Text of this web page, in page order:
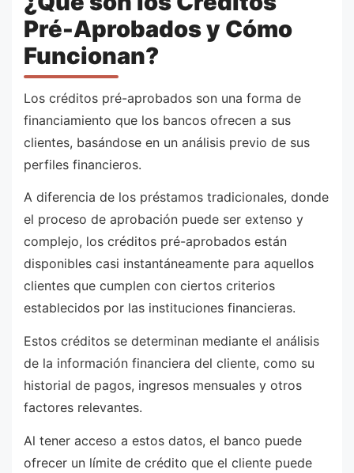
Pré-Aprobados y Cómo
Funcionan?
Los créditos pré-aprobados son una forma de
financiamiento que los bancos ofrecen a sus
clientes, basándose en un análisis previo de sus
perfiles financieros.
A diferencia de los préstamos tradicionales, donde
el proceso de aprobación puede ser extenso y
complejo, los créditos pré-aprobados están
disponibles casi instantáneamente para aquellos
clientes que cumplen con ciertos criterios
establecidos por las instituciones financieras.
Estos créditos se determinan mediante el análisis
de la información financiera del cliente, como su
historial de pagos, ingresos mensuales y otros
factores relevantes.
Al tener acceso a estos datos, el banco puede
ofrecer un límite de crédito que el cliente puede